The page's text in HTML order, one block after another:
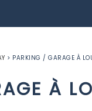
> PARKING / GARAGE À
À